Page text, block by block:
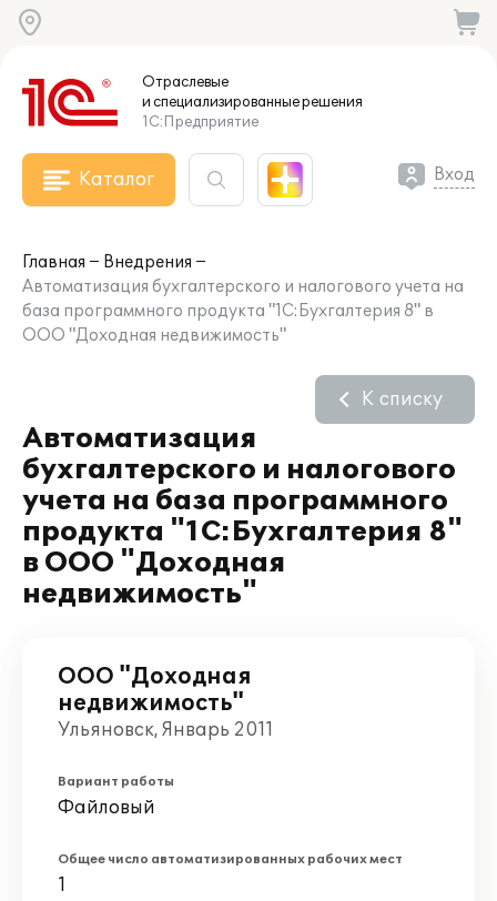
Отраслевые
и специализированныерешения
1С:Предприятие
Каталог Вход
Главная
Внедрения
Автоматизация бухгалтерского и налогового учета на
база программного продукта "1С:Бухгалтерия 8" в
ООО "Доходная недвижимость"
Автоматизация
бухгалтерского и налогового
учета на база программного
продукта "1С:Бухгалтерия 8"
в ООО "Доходная
недвижимость"
К списку
ООО "Доходная
недвижимость"
Ульяновск, Январь 2011
Вариант работы
Файловый
Общее число автоматизированных рабочих мест
1